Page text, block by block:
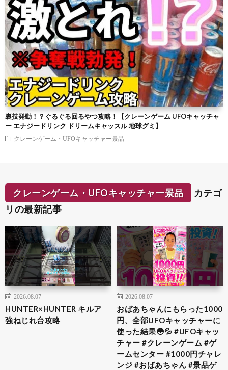
裏技発動！？ぐるぐる回るやつ攻略！【クレーンゲーム UFOキャッチャ
ー エナジードリンク ドリームキャッスル 地球グミ】
クレーンゲーム・UFOキャッチャー景品
クレーンゲーム・UFOキャッチャー景品
カテゴ
リの最新記事
2026.08.07
HUNTER×HUNTER キルア
強ねじれ台攻略
2026.08.07
おばあちゃんにもらった1000
円、全部UFOキャッチャーに
使った結果😳💦 #UFOキャッ
チャー #クレーンゲーム #ゲ
ームセンター #1000円チャレ
ンジ #おばあちゃん #景品ゲ